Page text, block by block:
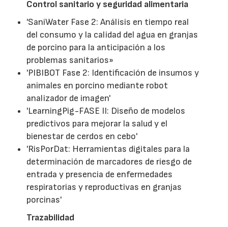
Control sanitario y seguridad alimentaria
'SaniWater Fase 2: Análisis en tiempo real
del consumo y la calidad del agua en granjas
de porcino para la anticipación a los
problemas sanitarios»
'PIBIBOT Fase 2: Identificación de insumos y
animales en porcino mediante robot
analizador de imagen'
'LearningPig-FASE II: Diseño de modelos
predictivos para mejorar la salud y el
bienestar de cerdos en cebo'
'RisPorDat: Herramientas digitales para la
determinación de marcadores de riesgo de
entrada y presencia de enfermedades
respiratorias y reproductivas en granjas
porcinas'
Trazabilidad